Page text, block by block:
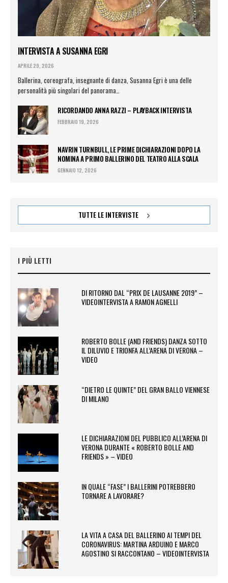
INTERVISTA A SUSANNA EGRI
APRILE 29, 2026
Ballerina, coreografa, insegnante di danza, Susanna Egri è una delle
personalità più singolari del panorama…
RICORDANDO ANNA RAZZI – PLAYBACK INTERVISTA
FEBBRAIO 19, 2026
NAVRIN TURNBULL, LE PRIME DICHIARAZIONI DOPO LA
NOMINA A PRIMO BALLERINO DEL TEATRO ALLA SCALA
GENNAIO 12, 2026
TUTTE LE INTERVISTE
I PIÙ LETTI
DI RITORNO DAL “PRIX DE LAUSANNE 2019” –
VIDEOINTERVISTA A RAMON AGNELLI
ROBERTO BOLLE (AND FRIENDS) DANZA SOTTO
IL DILUVIO E TRIONFA ALL’ARENA DI VERONA –
VIDEO
“DIETRO LE QUINTE” DEL GRAN BALLO VIENNESE
DI MILANO
LE DICHIARAZIONI DEL PUBBLICO ALL’ARENA DI
VERONA DURANTE « ROBERTO BOLLE AND
FRIENDS » – VIDEO
IN QUALE “FASE” I BALLERINI POTREBBERO
TORNARE A LAVORARE?
LA VITA A CASA DEL BALLERINO AI TEMPI DEL
CORONAVIRUS: MARTINA ARDUINO E MARCO
AGOSTINO SI RACCONTANO – VIDEOINTERVISTA